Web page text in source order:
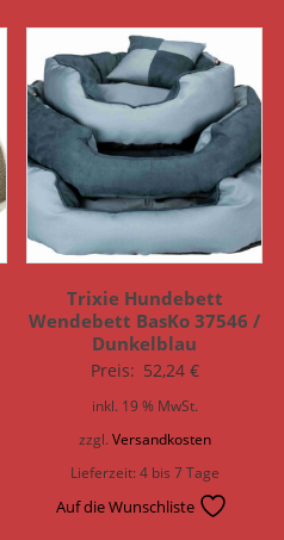
Trixie Hundebett
Wendebett BasKo 37546 /
Dunkelblau
Preis: 52,24 €
inkl. 19 % MwSt.
zzgl. Versandkosten
Lieferzeit:4 bis 7 Tage
Auf die Wunschliste